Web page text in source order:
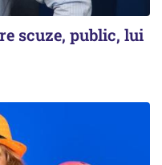
scuze, public, lui